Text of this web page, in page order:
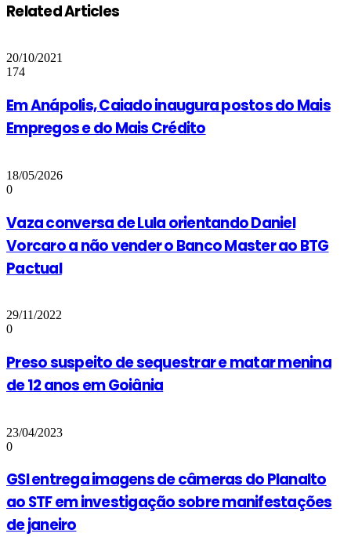
Related Articles
20/10/2021
174
Em Anápolis, Caiado inaugura postos do Mais
Empregos e do Mais Crédito
18/05/2026
0
Vaza conversa de Lula orientando Daniel
Vorcaro a não vender o Banco Master ao BTG
Pactual
29/11/2022
0
Preso suspeito de sequestrar e matar menina
de 12 anos em Goiânia
23/04/2023
0
GSI entrega imagens de câmeras do Planalto
ao STF em investigação sobre manifestações
de janeiro